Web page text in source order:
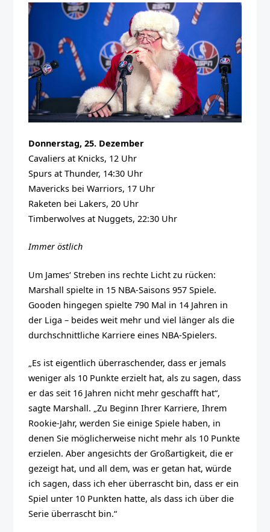
Donnerstag, 25. Dezember
Cavaliers at Knicks, 12 Uhr
Spurs at Thunder, 14:30 Uhr
Mavericks bei Warriors, 17 Uhr
Raketen bei Lakers, 20 Uhr
Timberwolves at Nuggets, 22:30 Uhr
Immer östlich
Um James‘ Streben ins rechte Licht zu rücken:
Marshall spielte in 15 NBA-Saisons 957 Spiele.
Gooden hingegen spielte 790 Mal in 14 Jahren in
der Liga – beides weit mehr und viel länger als die
durchschnittliche Karriere eines NBA-Spielers.
„Es ist eigentlich überraschender, dass er jemals
weniger als 10 Punkte erzielt hat, als zu sagen, dass
er das seit 16 Jahren nicht mehr geschafft hat“,
sagte Marshall. „Zu Beginn Ihrer Karriere, Ihrem
Rookie-Jahr, werden Sie einige Spiele haben, in
denen Sie möglicherweise nicht mehr als 10 Punkte
erzielen. Aber angesichts der Großartigkeit, die er
gezeigt hat, und all dem, was er getan hat, würde
ich sagen, dass ich eher überrascht bin, dass er ein
Spiel unter 10 Punkten hatte, als dass ich über die
Serie überrascht bin.“